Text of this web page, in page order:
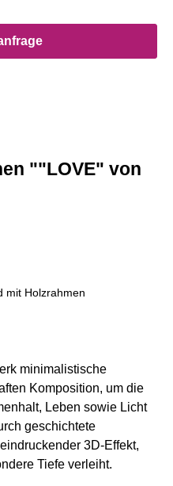
""LOVE" von
mit Holzrahmen
minimalistische
Komposition, um die
Leben sowie Licht
geschichtete
3D-Effekt,
Tiefe verleiht.